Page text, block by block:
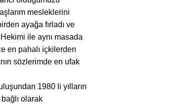
mesleklerini
ayağa fırladı ve
ile aynı masada
en pahalı içkilerden
sözlerimde en ufak
1980 li yılların
olarak